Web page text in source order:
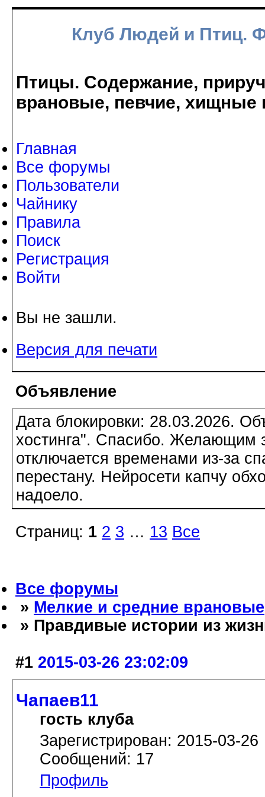
Клуб Людей и Птиц.
Птицы. Содержание,
врановые, певчие, хищные
Главная
Все форумы
Пользователи
Чайнику
Правила
Поиск
Регистрация
Войти
Вы не зашли.
Версия для печати
Объявление
Дата блокировки: 28.03.2026.
хостинга". Спасибо. Желающим
отключается временами из-за
перестану. Нейросети капчу
надоело.
Страниц: 1 2 3 … 13 Все
Все форумы
» Мелкие и средние врановые
» Правдивые истории из
#1 2015-03-26 23:02:09
Чапаев11
гость клуба
Зарегистрирован: 2015-03-26
Сообщений: 17
Профиль